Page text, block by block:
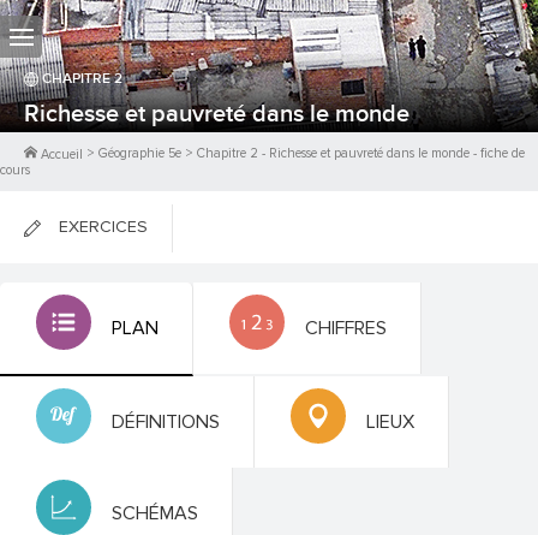
CHAPITRE2
Richesse et pauvreté dans le monde
Accueil > Géographie 5e > Chapitre 2 - Richesse et pauvreté dans le monde - fiche de
cours
EXERCICES
FICHES DE COURS
PLAN CHIFFRES
DÉFINITIONS LIEUX
SCHÉMAS